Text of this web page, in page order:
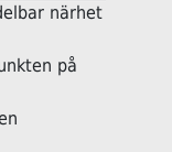
närhet
på